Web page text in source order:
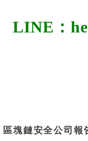
LINE：
區塊鏈安全公司